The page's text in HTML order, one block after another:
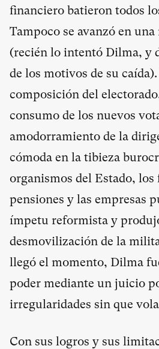
financiero batieron todos
Tampoco se avanzó en
(recién lo intentó Dilma, y
de los motivos de su
composición del
consumo de los nuevos
amodorramiento de la
cómoda en la tibieza
organismos del Estado, los
pensiones y las empresas
ímpetu reformista y
desmovilización de la
llegó el momento, Dilma
poder mediante un juicio
irregularidades sin que
Con sus logros y sus